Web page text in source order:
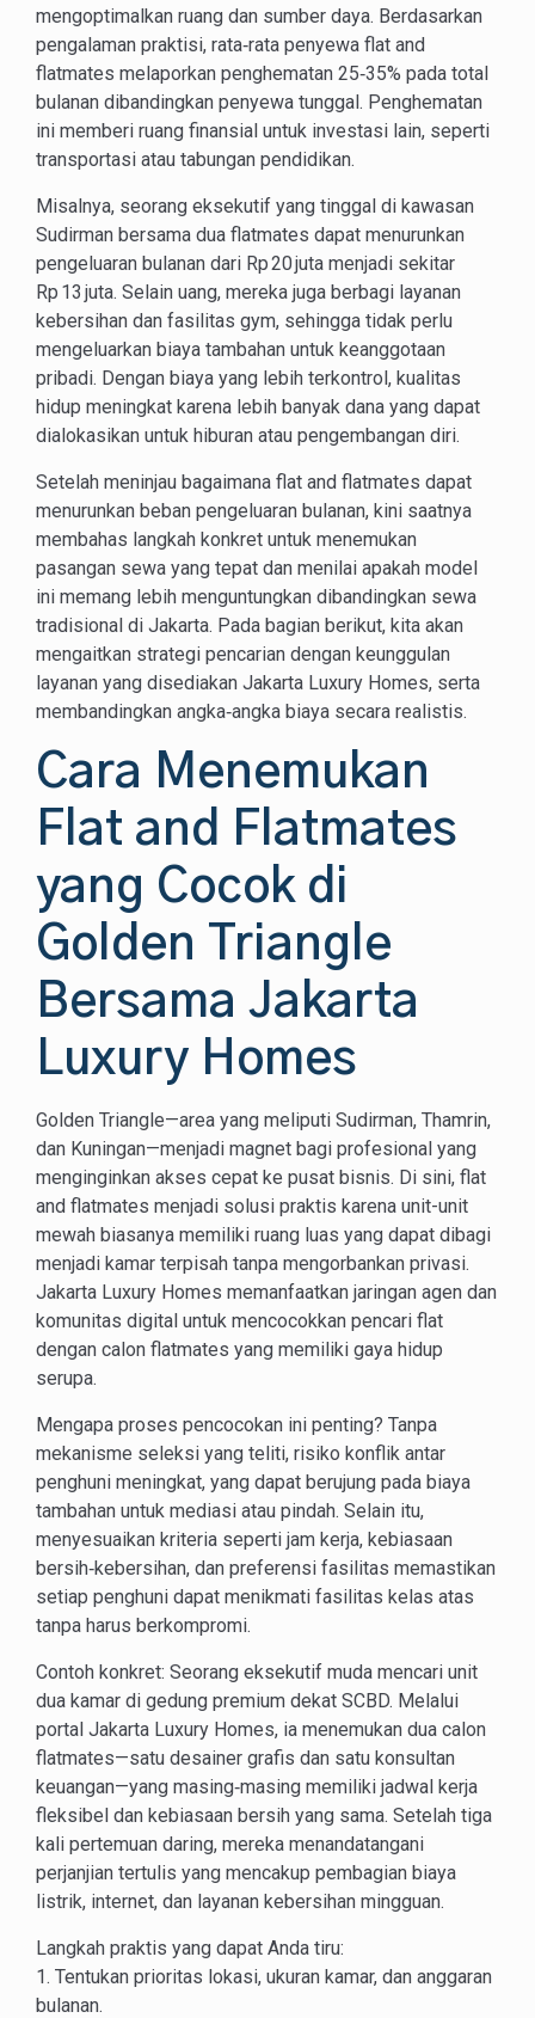
mengoptimalkan ruang dan sumber daya. Berdasarkan
pengalaman praktisi, rata‑rata penyewa flat and
flatmates melaporkan penghematan 25‑35% pada total
bulanan dibandingkan penyewa tunggal. Penghematan
ini memberi ruang finansial untuk investasi lain, seperti
transportasi atau tabungan pendidikan.
Misalnya, seorang eksekutif yang tinggal di kawasan
Sudirman bersama dua flatmates dapat menurunkan
pengeluaran bulanan dari Rp 20 juta menjadi sekitar
Rp 13 juta. Selain uang, mereka juga berbagi layanan
kebersihan dan fasilitas gym, sehingga tidak perlu
mengeluarkan biaya tambahan untuk keanggotaan
pribadi. Dengan biaya yang lebih terkontrol, kualitas
hidup meningkat karena lebih banyak dana yang dapat
dialokasikan untuk hiburan atau pengembangan diri.
Setelah meninjau bagaimana flat and flatmates dapat
menurunkan beban pengeluaran bulanan, kini saatnya
membahas langkah konkret untuk menemukan
pasangan sewa yang tepat dan menilai apakah model
ini memang lebih menguntungkan dibandingkan sewa
tradisional di Jakarta. Pada bagian berikut, kita akan
mengaitkan strategi pencarian dengan keunggulan
layanan yang disediakan Jakarta Luxury Homes, serta
membandingkan angka‑angka biaya secara realistis.
Cara Menemukan
Flat and Flatmates
yang Cocok di
Golden Triangle
Bersama Jakarta
Luxury Homes
Golden Triangle—area yang meliputi Sudirman, Thamrin,
dan Kuningan—menjadi magnet bagi profesional yang
menginginkan akses cepat ke pusat bisnis. Di sini, flat
and flatmates menjadi solusi praktis karena unit-unit
mewah biasanya memiliki ruang luas yang dapat dibagi
menjadi kamar terpisah tanpa mengorbankan privasi.
Jakarta Luxury Homes memanfaatkan jaringan agen dan
komunitas digital untuk mencocokkan pencari flat
dengan calon flatmates yang memiliki gaya hidup
serupa.
Mengapa proses pencocokan ini penting? Tanpa
mekanisme seleksi yang teliti, risiko konflik antar
penghuni meningkat, yang dapat berujung pada biaya
tambahan untuk mediasi atau pindah. Selain itu,
menyesuaikan kriteria seperti jam kerja, kebiasaan
bersih‑kebersihan, dan preferensi fasilitas memastikan
setiap penghuni dapat menikmati fasilitas kelas atas
tanpa harus berkompromi.
Contoh konkret: Seorang eksekutif muda mencari unit
dua kamar di gedung premium dekat SCBD. Melalui
portal Jakarta Luxury Homes, ia menemukan dua calon
flatmates—satu desainer grafis dan satu konsultan
keuangan—yang masing‑masing memiliki jadwal kerja
fleksibel dan kebiasaan bersih yang sama. Setelah tiga
kali pertemuan daring, mereka menandatangani
perjanjian tertulis yang mencakup pembagian biaya
listrik, internet, dan layanan kebersihan mingguan.
Langkah praktis yang dapat Anda tiru:
1. Tentukan prioritas lokasi, ukuran kamar, dan anggaran
bulanan.